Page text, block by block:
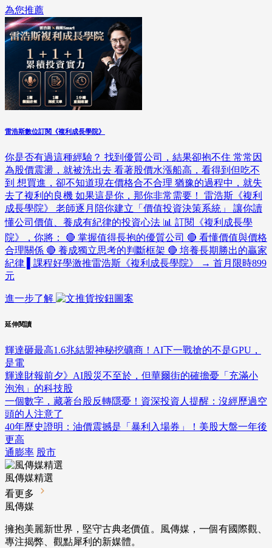
為您推薦
雷浩斯數位訂閱《複利成長學院》
你是否有過這種經驗？ 找到優質公司，結果卻抱不住 常常因
為股價震盪，就被洗出去 看著股價水漲船高，看得到但吃不
到 想買進，卻不知道現在價格合不合理 猶豫的過程中，就失
去了複利的良機 如果這是你，那你非常需要！ 雷浩斯《複利
成長學院》 老師逐月陪你建立「價值投資決策系統」 讓你讀
懂公司價值、養成有紀律的投資心法 📊 訂閱《複利成長學
院》，你將： 🔴 掌握值得長抱的優質公司 🔴 看懂價值與價格
合理關係 🔴 養成獨立思考的判斷框架 🔴 培養長期勝出的贏家
紀律 ▌課程好學激推雷浩斯《複利成長學院》 → 首月限時899
元
進一步了解
延伸閱讀
輝達砸最高1.6兆結盟神秘挖礦商！AI下一戰搶的不是GPU，
是電
輝達財報前夕》AI股災不至於，但華爾街的確擔憂「充滿小
泡泡」的科技股
一個數字，藏著台股反轉隱憂！資深投資人提醒：沒經歷過空
頭的人注意了
40年歷史證明：油價震撼是「暴利入場券」！美股大盤一年後
更高
通膨率 股市
風傳媒精選
看更多
風傳媒
擁抱美麗新世界，堅守古典老價值。風傳媒，一個有國際觀、
專注揭弊、觀點犀利的新媒體。